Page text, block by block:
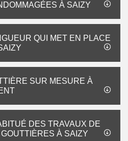
À SAIZY
QUI MET EN PLACE
SUR MESURE À
DES TRAVAUX DE
À SAIZY